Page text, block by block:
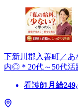
下新川郡入善町／
内◎＊20代～50代活
看護師 月給